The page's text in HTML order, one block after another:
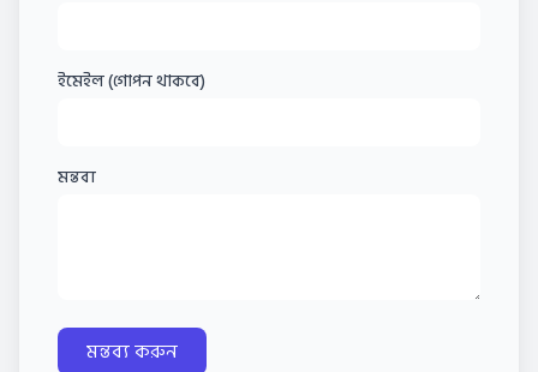
ইমেইল (গোপন থাকবে)
মন্তব্য
মন্তব্য করুন